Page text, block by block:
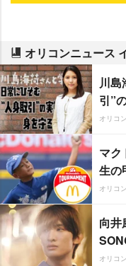
オリコンニュース
川島
引”
オリコ
マク
生の
オリコ
向井
オリコ